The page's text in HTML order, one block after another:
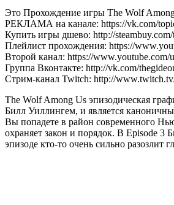
Это Прохождение игры The Wolf
РЕКЛАМА на канале: https://vk.com/
Купить игры дшево: http://steambuy.com/
Плейлист прохождения: https://
Второй канал: https://www.youtube.com/
Группа Вконтакте: http://vk.com/
Стрим-канал Twitch: http://
The Wolf Among Us эпизодическая
Билл Уиллингем, и является
Вы попадете в район современного
охраняет закон и порядок. В Episode 3
эпизоде кто-то очень сильно разозлит